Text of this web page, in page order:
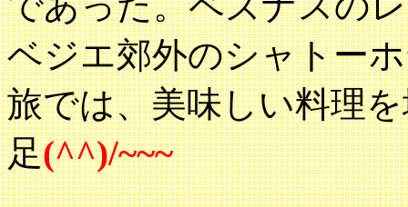
ベジエ郊外のシャトー
旅では、美味しい料理
足(^^)/~~~